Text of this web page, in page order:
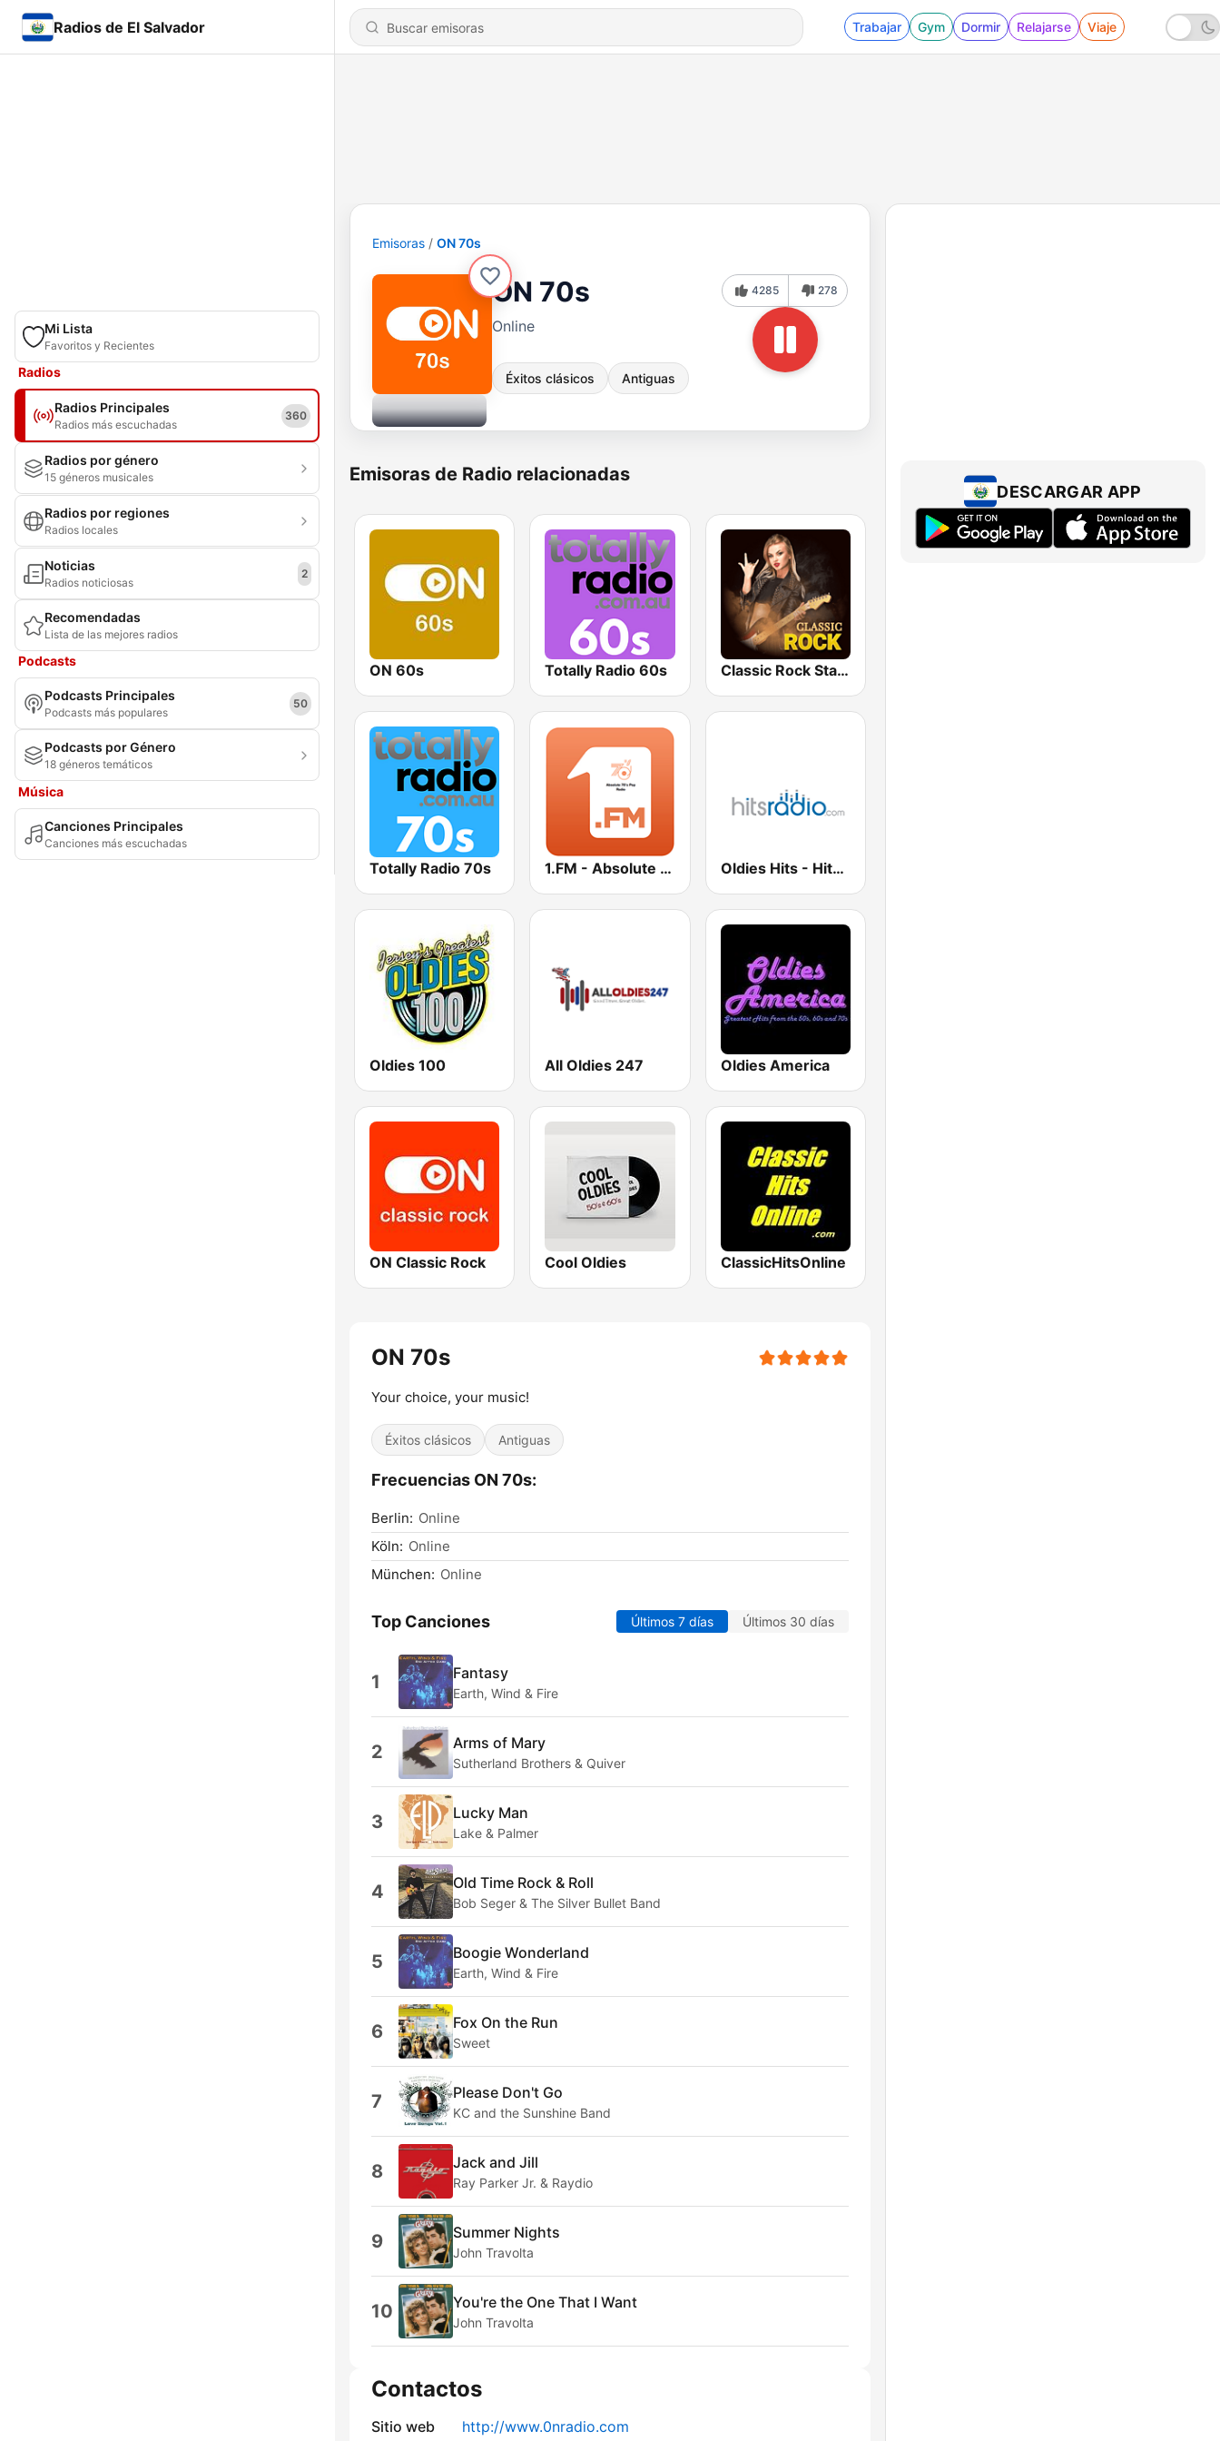
Radios de El Salvador Trabajar Gym Dormir Relajarse Viaje
Mi Lista
Favoritos y Recientes
Radios
Radios Principales
Radios más escuchadas
360
Radios por género
15 géneros musicales
Radios por regiones
Radios locales
Noticias
Radios noticiosas
2
Recomendadas
Lista de las mejores radios
Podcasts
Podcasts Principales
Podcasts más populares
50
Podcasts por Género
18 géneros temáticos
Música
Canciones Principales
Canciones más escuchadas
Emisoras ON 70s
ON 70s
Online
Éxitos clásicos Antiguas
4285 278
Emisoras de Radio relacionadas
ON 60s Totally Radio 60s Classic Rock Station
Totally Radio 70s 1.FM - Absolute 70s Pop Oldies Hits - Hits Radio
Oldies 100 All Oldies 247 Oldies America
ON Classic Rock Cool Oldies ClassicHitsOnline
ON 70s
Your choice, your music!
Éxitos clásicos Antiguas
Frecuencias ON 70s:
Berlin: Online
Köln: Online
München: Online
Top Canciones Últimos 7 días Últimos 30 días
1 Fantasy
Earth, Wind & Fire
2 Arms of Mary
Sutherland Brothers & Quiver
3 Lucky Man
Lake & Palmer
4 Old Time Rock & Roll
Bob Seger & The Silver Bullet Band
5 Boogie Wonderland
Earth, Wind & Fire
6 Fox On the Run
Sweet
7 Please Don't Go
KC and the Sunshine Band
8 Jack and Jill
Ray Parker Jr. & Raydio
9 Summer Nights
John Travolta
10 You're the One That I Want
John Travolta
Contactos
Sitio web http://www.0nradio.com
DESCARGAR APP